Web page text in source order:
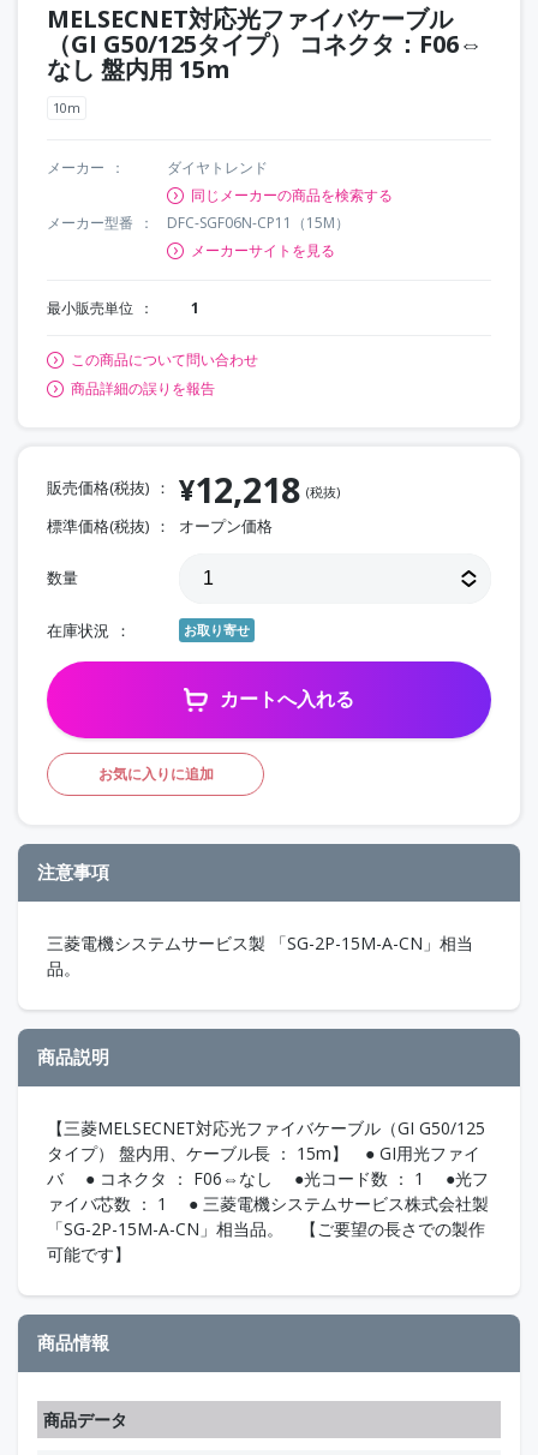
MELSECNET対応光ファイバケーブル
（GI G50/125タイプ） コネクタ：F06⇔
なし 盤内用 15m
10m
メーカー
ダイヤトレンド
同じメーカーの商品を検索する
メーカー型番
DFC-SGF06N-CP11（15M）
メーカーサイトを見る
最小販売単位 1
この商品について問い合わせ
商品詳細の誤りを報告
販売価格(税抜) ¥12,218 (税抜)
標準価格(税抜) オープン価格
数量
在庫状況 お取り寄せ
カートへ入れる
お気に入りに追加
注意事項
三菱電機システムサービス製 「SG-2P-15M-A-CN」相当
品。
商品説明
【三菱MELSECNET対応光ファイバケーブル（GI G50/125
タイプ） 盤内用、ケーブル長 ： 15m】 ● GI用光ファイ
バ ● コネクタ ： F06⇔なし ●光コード数 ： 1 ●光フ
ァイバ芯数 ： 1 ● 三菱電機システムサービス株式会社製
「SG-2P-15M-A-CN」相当品。 【ご要望の長さでの製作
可能です】
商品情報
商品データ